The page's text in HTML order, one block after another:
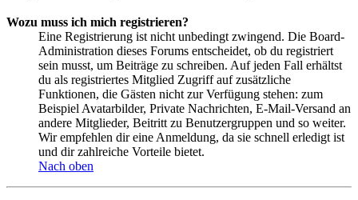
Wozu muss ich mich registrieren?
Eine Registrierung ist nicht unbedingt zwingend. Die Board-
Administration dieses Forums entscheidet, ob du registriert
sein musst, um Beiträge zu schreiben. Auf jeden Fall erhältst
du als registriertes Mitglied Zugriff auf zusätzliche
Funktionen, die Gästen nicht zur Verfügung stehen: zum
Beispiel Avatarbilder, Private Nachrichten, E-Mail-Versand an
andere Mitglieder, Beitritt zu Benutzergruppen und so weiter.
Wir empfehlen dir eine Anmeldung, da sie schnell erledigt ist
und dir zahlreiche Vorteile bietet.
Nach oben